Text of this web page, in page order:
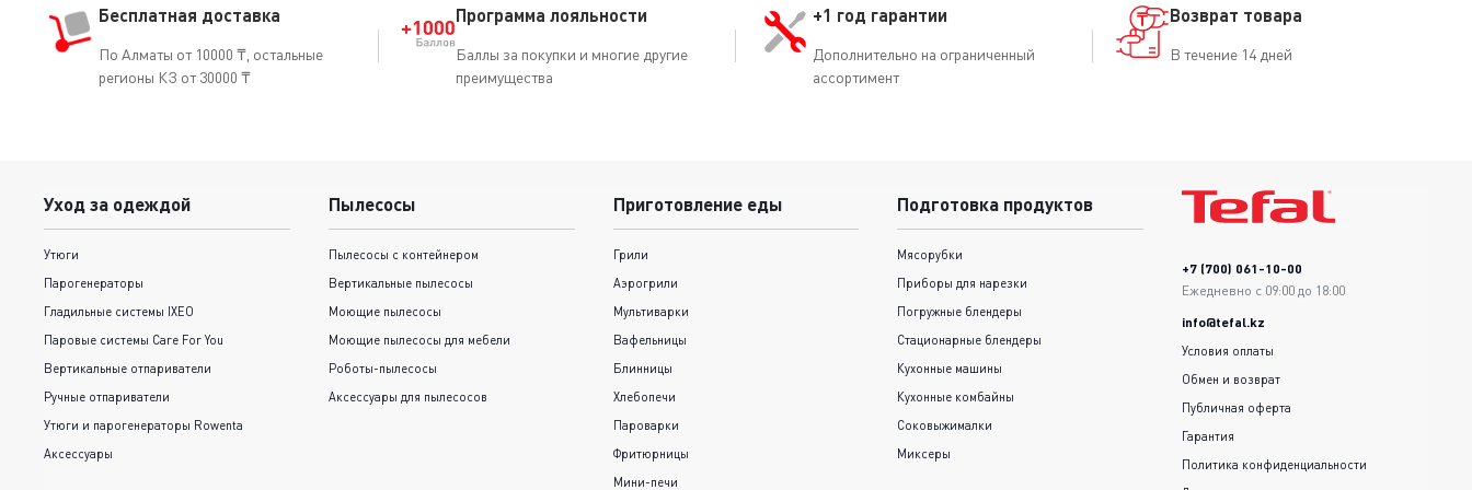
Бесплатная доставка
По Алматы от 10000 ₸, остальные
регионы КЗ от 30000 ₸
Программа лояльности
Баллы за покупки и многие другие
преимущества
+1 год гарантии
Дополнительно на ограниченный
ассортимент
Возврат товара
В течение 14 дней
Уход за одеждой
Утюги
Парогенераторы
Гладильные системы IXEO
Паровые системы Care For You
Вертикальные отпариватели
Ручные отпариватели
Утюги и парогенераторы Rowenta
Аксессуары
Пылесосы
Пылесосы с контейнером
Вертикальные пылесосы
Моющие пылесосы
Моющие пылесосы для мебели
Роботы-пылесосы
Аксессуары для пылесосов
Приготовление еды
Грили
Аэрогрили
Мультиварки
Вафельницы
Блинницы
Хлебопечи
Пароварки
Фритюрницы
Мини-печи
Подготовка продуктов
Мясорубки
Приборы для нарезки
Погружные блендеры
Стационарные блендеры
Кухонные машины
Кухонные комбайны
Соковыжималки
Миксеры
+7 (700) 061-10-00
Ежедневно с 09:00 до 18:00
info@tefal.kz
Условия оплаты
Обмен и возврат
Публичная оферта
Гарантия
Политика конфиденциальности